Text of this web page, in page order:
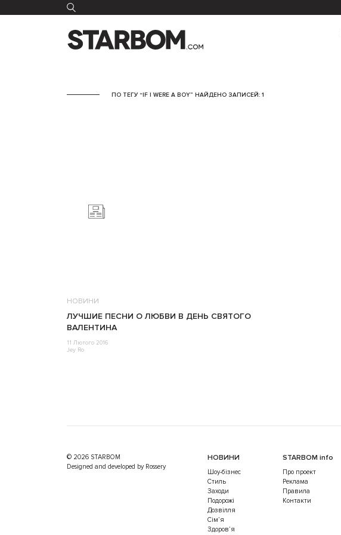
ПО ТЕГУ “IF I WERE A BOY” НАЙДЕНО ЗАПИСЕЙ: 1
НОВИНИ
ЛУЧШИЕ ПЕСНИ О ЛЮБВИ В ДЕНЬ СВЯТОГО
ВАЛЕНТИНА
11 Лютого 2016
Jey Ro
© 2026 STARBOM
Designed and developed by Rossery
НОВИНИ
Шоу-бізнес
Стиль
Заходи
Подорожі
Дозвілля
Cім’я
Здоров’я
STARBOM info
Про проект
Реклама
Правила
Контакти